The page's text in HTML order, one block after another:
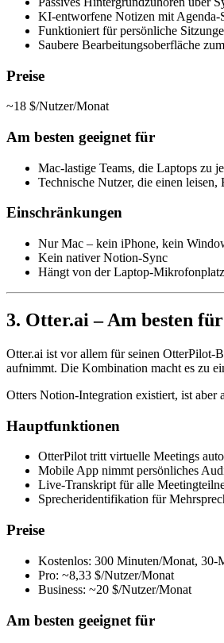
KI-entworfene Notizen mit Agenda-
Funktioniert für persönliche
Saubere Bearbeitungsoberfläche
Preise
~18 $/Nutzer/Monat
Am besten geeignet für
Mac-lastige Teams, die Laptops zu
Technische Nutzer, die einen
Einschränkungen
Nur Mac – kein iPhone, kein
Kein nativer Notion-Sync
Hängt von der Laptop-
3. Otter.ai – Am besten
Otter.ai ist vor allem für seinen OtterPilot-
aufnimmt. Die Kombination macht es zu
Otters Notion-Integration existiert, ist aber
Hauptfunktionen
OtterPilot tritt virtuelle Meetings
Mobile App nimmt persönliches
Live-Transkript für alle
Sprecheridentifikation für
Preise
Kostenlos: 300 Minuten/Monat, 30-
Pro: ~8,33 $/Nutzer/Monat
Business: ~20 $/Nutzer/Monat
Am besten geeignet für